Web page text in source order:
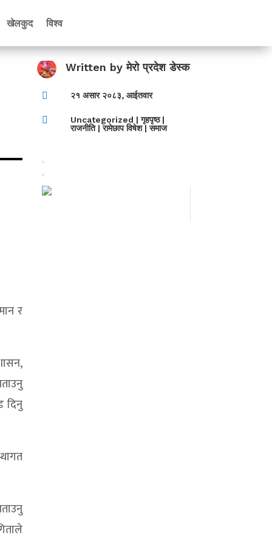
खेलकुद विश्व
Written byमेरो प्रदेश डेस्क
 २१ असार २०८३, आईतवार
 Uncategorized |गृहपृष्ठ|
राजनीति|रामेछाप विषेश|समाज
र
दिनु